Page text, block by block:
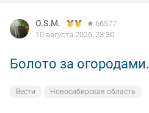
O.S.M.
66577
10 августа 2026, 23:30
Болото за огородами.
Вести Новосибирская область